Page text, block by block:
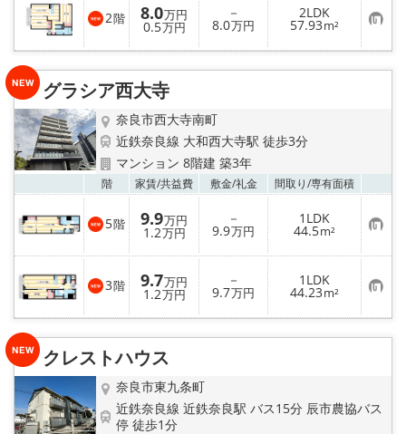
2階 8.0万円
0.5万円
－
8.0万円
2LDK
57.93m² お
気
に
り
グラシア西大寺
奈良市西大寺南町
近鉄奈良線 大和西大寺駅 徒歩3分
マンション 8階建 築3年
階 家賃/共益費 敷金/礼金 間取り/専有面積
5階 9.9万円
1.2万円
－
9.9万円
1LDK
44.5m² お
気
に
入
り
登
録
3階 9.7万円
1.2万円
－
9.7万円
1LDK
44.23m² お
気
に
り
クレストハウス
奈良市東九条町
近鉄奈良線 近鉄奈良駅 バス15分 辰市農協バス
停 徒歩1分